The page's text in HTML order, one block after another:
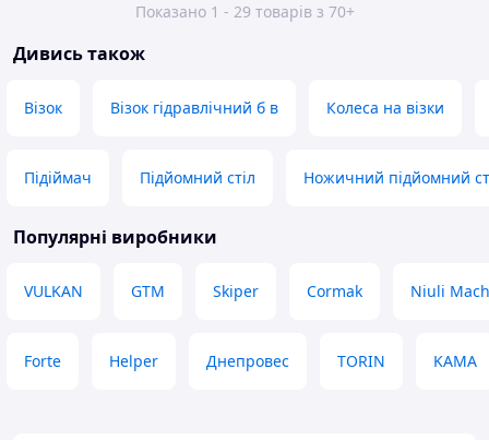
Показано 1 - 29 товарів з 70+
Дивись також
Візок Візок гідравлічний б в Колеса на візки
Підіймач Підйомний стіл Ножичний підйомний
Популярні виробники
VULKAN GTM Skiper Cormak Niuli
Forte Helper Днепровес TORIN KAMA